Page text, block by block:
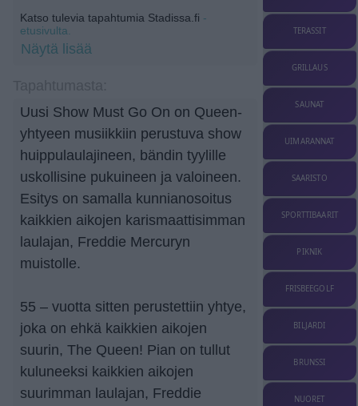
Katso tulevia tapahtumia Stadissa.fi -
etusivulta.
Näytä lisää
Uusi Show Must Go On on Queen-
yhtyeen musiikkiin perustuva show
huippulaulajineen, bändin tyylille
uskollisine pukuineen ja valoineen.
Esitys on samalla kunnianosoitus
kaikkien aikojen karismaattisimman
laulajan, Freddie Mercuryn
muistolle.
55 – vuotta sitten perustettiin yhtye,
joka on ehkä kaikkien aikojen
suurin, The Queen! Pian on tullut
kuluneeksi kaikkien aikojen
suurimman laulajan, Freddie
TERASSIT
GRILLAUS
SAUNAT
UIMARANNAT
SAARISTO
SPORTTIBAARIT
PIKNIK
FRISBEEGOLF
BILJARDI
BRUNSSI
NUORET